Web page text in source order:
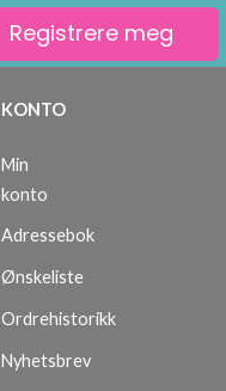
Registrere meg
KONTO
Min
konto
Adressebok
Ønskeliste
Ordrehistorikk
Nyhetsbrev